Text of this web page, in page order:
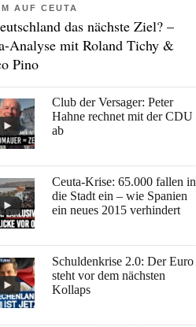
AUF CEUTA
das nächste Ziel? –
Analyse mit Roland Tichy &
Pino
Club der Versager: Peter
Hahne rechnet mit der CDU
ab
Ceuta-Krise: 65.000 fallen in
die Stadt ein – wie Spanien
ein neues 2015 verhindert
Schuldenkrise 2.0: Der Euro
steht vor dem nächsten
Kollaps